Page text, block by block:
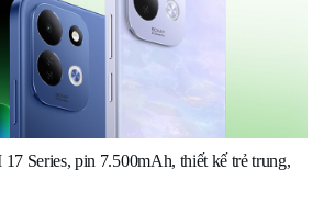
Series, pin 7.500mAh, thiết kế trẻ trung,